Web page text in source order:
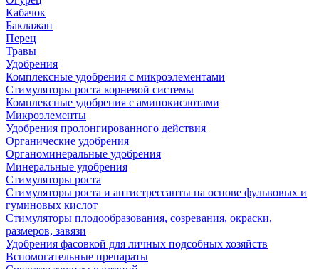
Кабачок
Баклажан
Перец
Травы
Удобрения
Комплексные удобрения с микроэлементами
Стимуляторы роста корневой системы
Комплексные удобрения с аминокислотами
Микроэлементы
Удобрения пролонгированного действия
Органические удобрения
Органоминеральные удобрения
Минеральные удобрения
Стимуляторы роста
Стимуляторы роста и антистрессанты на основе фульвовых и
гуминовых кислот
Стимуляторы плодообразования, созревания, окраски,
размеров, завязи
Удобрения фасовкой для личных подсобных хозяйств
Вспомогательные препараты